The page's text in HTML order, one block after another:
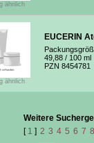
ähnlich
ähnlich
EUCERIN
49,88 / 100 ml
PZN 8454781
Weitere
[ 1 ] 2 3 4 5 6 7 8